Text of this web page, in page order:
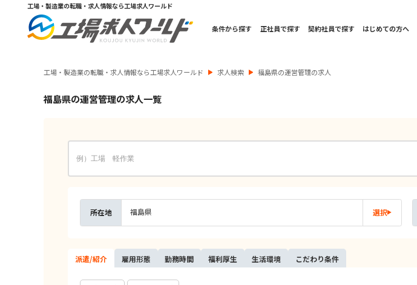
工場・製造業の転職・求人情報なら工場求人ワールド
条件から探す 正社員で探す 契約社員で探す はじめての方へ
工場・製造業の転職・求人情報なら工場求人ワールド 求人検索 福島県の運営管理の求人
福島県の運営管理の求人一覧
所在地 福島県 選択
派遣/紹介 雇用形態 勤務時間 福利厚生 生活環境 こだわり条件